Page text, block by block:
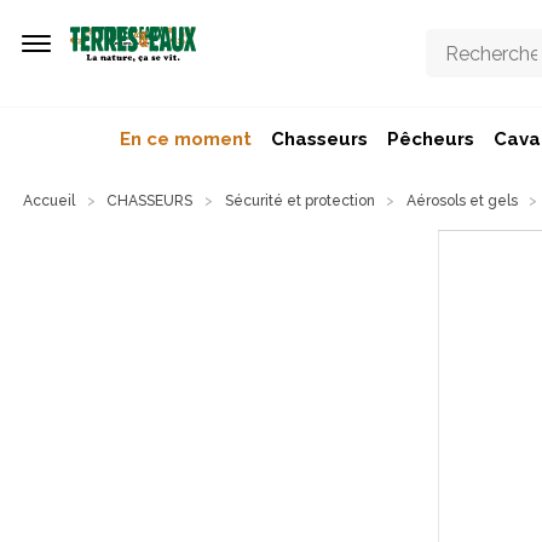
En ce moment Chasseurs Pêcheurs
Accueil CHASSEURS Sécurité et protection Aérosols et gels